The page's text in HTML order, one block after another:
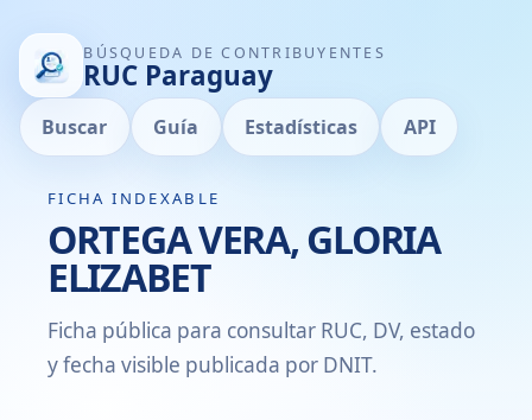
BÚSQUEDA DE CONTRIBUYENTES
RUC Paraguay
Buscar Guía Estadísticas API
FICHA INDEXABLE
ORTEGA VERA, GLORIA
ELIZABET
Ficha pública para consultar RUC, DV, estado
y fecha visible publicada por DNIT.